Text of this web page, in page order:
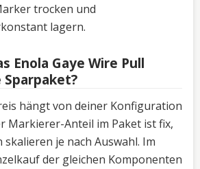
trocken und
lagern.
Enola Gaye Wire Pull
Sparpaket?
hängt von deiner Konfiguration
Markierer-Anteil im Paket ist fix,
je nach Auswahl. Im
der gleichen Komponenten